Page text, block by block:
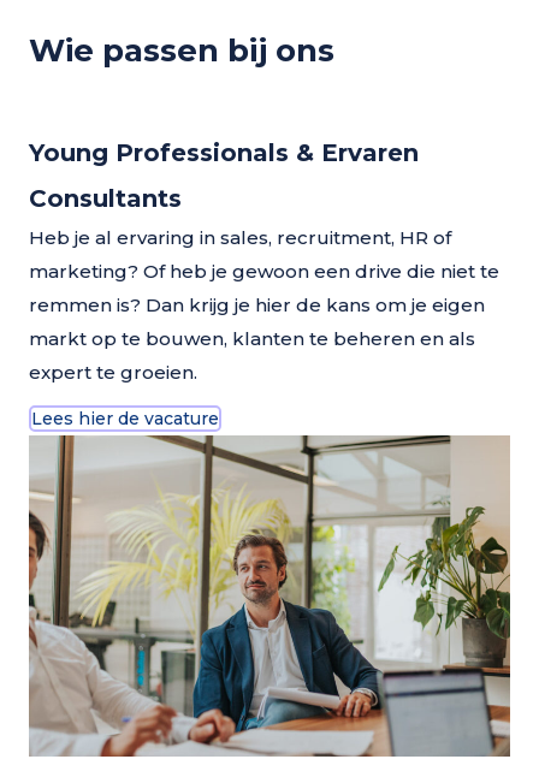
Wie passen bij ons
Young Professionals & Ervaren
Consultants
Heb je al ervaring in sales, recruitment, HR of
marketing? Of heb je gewoon een drive die niet te
remmen is? Dan krijg je hier de kans om je eigen
markt op te bouwen, klanten te beheren en als
expert te groeien.
Lees hier de vacature